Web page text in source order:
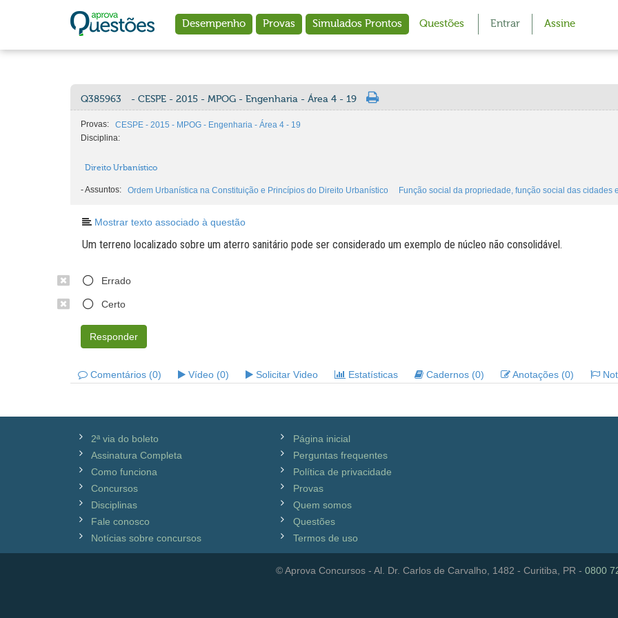
Desempenho Provas Simulados Prontos Questões Entrar Assine
Q385963 - CESPE - 2015 - MPOG - Engenharia - Área 4 - 19
Provas:
CESPE - 2015 - MPOG - Engenharia - Área 4 - 19
Disciplina:
Direito Urbanístico
-Assuntos: Ordem Urbanística na Constituição e Princípios do Direito Urbanístico Função social da propriedade, função social das cidades
Mostrar texto associado à questão
Um terreno localizado sobre um aterro sanitário pode ser considerado um exemplo de núcleo não consolidável.
Errado
Certo
Responder
Comentários (0) Vídeo (0) Solicitar Video Estatísticas Cadernos (0) Anotações (0)
2ª via do boleto
Assinatura Completa
Como funciona
Concursos
Disciplinas
Fale conosco
Notícias sobre concursos
Página inicial
Perguntas frequentes
Política de privacidade
Provas
Quem somos
Questões
Termos de uso
© Aprova Concursos - Al. Dr. Carlos de Carvalho, 1482 - Curitiba, PR - 0800